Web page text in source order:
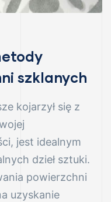
szklanych
kojarzył się z
jest idealnym
dzieł sztuki.
powierzchni
uzyskanie